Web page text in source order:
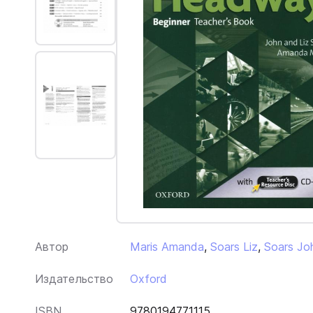
Автор Maris Amanda, Soars Liz, Soars
Издательство Oxford